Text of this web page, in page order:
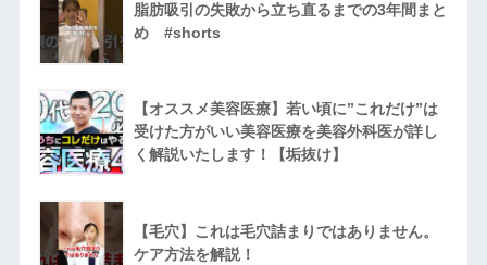
脂肪吸引の失敗から立ち直るまでの3年間まと
め #shorts
【オススメ美容医療】若い頃に”これだけ”は
受けた方がいい美容医療を美容外科医が詳し
く解説いたします！【垢抜け】
【毛穴】これは毛穴詰まりではありません。
ケア方法を解説！